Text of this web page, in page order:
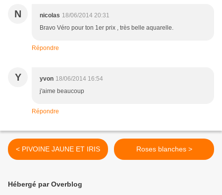
N nicolas 18/06/2014 20:31
Bravo Véro pour ton 1er prix , très belle aquarelle.
Répondre
Y yvon 18/06/2014 16:54
j'aime beaucoup
Répondre
< PIVOINE JAUNE ET IRIS Roses blanches >
Hébergé par Overblog